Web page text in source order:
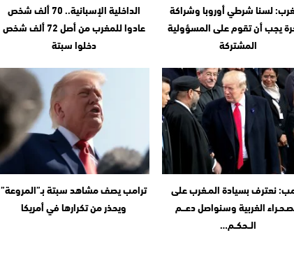
لسنا شرطي أوروبا وشراكة
يجب أن تقوم على المسؤولية
المشتركة
الداخلية الإسبانية.. 70 ألف شخص
عادوا للمغرب من أصل 72 ألف شخص
دخلوا سبتة
نعترف بسيادة المـغرب على
الغربية وسنواصل دعـــم
الــحكــم…
ترامب يصف مشاهد سبتة بـ”المروعة”
ويحذر من تكرارها في أمريكا